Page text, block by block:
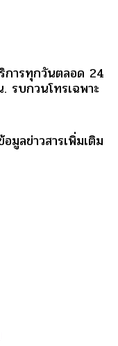
การทุกวันตลอด 24
รบกวนโทรเฉพาะ
มูลข่าวสารเพิ่มเติม